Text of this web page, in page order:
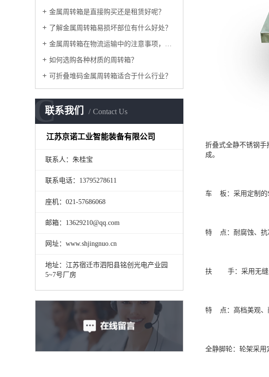
金属周转箱是直接购买还是租赁好呢？
了解金属周转箱易损坏部位有什么好处？
金属周转箱在物流运输中的注意事项，如何采购？
如何选购各种材质的周转箱？
可折叠堆码金属周转箱适合于什么行业？
联系我们 Contact Us
C
江苏京诺工业智能装备有限公司
联系人：朱桂宝
联系电话：13795278611
座机：021-57686068
邮箱：13629210@qq.com
网址：www.shjingnuo.cn
地址：江苏宿迁市泗阳县铭创光电产业园
5~7号厂房
折叠式全静不锈钢手
成。
车 板：采用定制的
特 点：耐腐蚀、抗
扶 手：采用无缝处
特 点：高档美观、
全静脚轮：轮架采用